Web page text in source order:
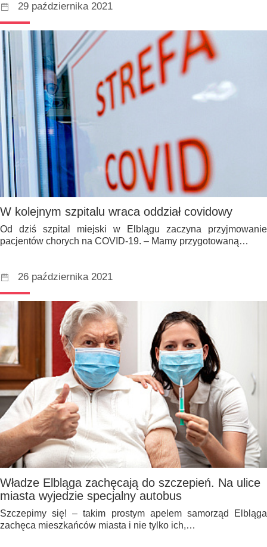
29 października 2021
W kolejnym szpitalu wraca oddział covidowy
Od dziś szpital miejski w Elblągu zaczyna przyjmowanie
pacjentów chorych na COVID-19. – Mamy przygotowaną…
26 października 2021
Władze Elbląga zachęcają do szczepień. Na ulice
miasta wyjedzie specjalny autobus
Szczepimy się! – takim prostym apelem samorząd Elbląga
zachęca mieszkańców miasta i nie tylko ich,…